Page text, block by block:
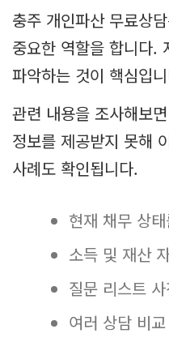
충주 개인파산 무료상
중요한 역할을 합니다.
파악하는 것이 핵심입
관련 내용을 조사해보
정보를 제공받지 못해
사례도 확인됩니다.
현재 채무 상
소득 및 재산
질문 리스트
여러 상담 비